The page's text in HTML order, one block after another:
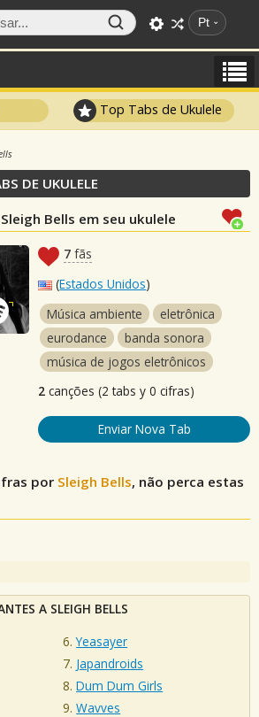
Pt
Top Tabs de Ukulele
DE UKULELE
Bells em seu ukulele
7 fãs
(Estados Unidos)
Música ambiente
eletrônica
eurodance
banda sonora
música de jogos eletrônicos
2 canções (2 tabs y 0 cifras)
Enviar Nova Tab
por Sleigh Bells, não perca estas
A SLEIGH BELLS
Yeasayer
Japandroids
Dum Dum Girls
Wavves